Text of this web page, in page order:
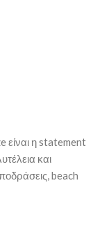
είναι η statement
και
beach